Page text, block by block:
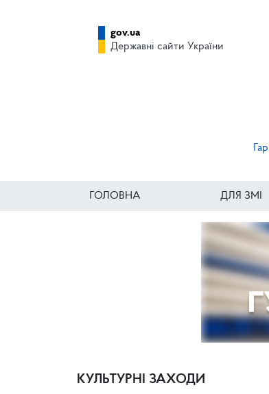
gov.ua
Державні сайти України
ГОЛОВНА ДЛЯ ЗМІ
КУЛЬТУРНІ ЗАХОДИ